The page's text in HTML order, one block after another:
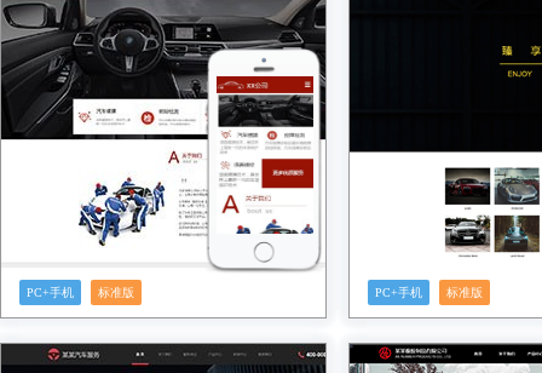
PC+手机 标准版 PC+手机 标准版
预览 预览